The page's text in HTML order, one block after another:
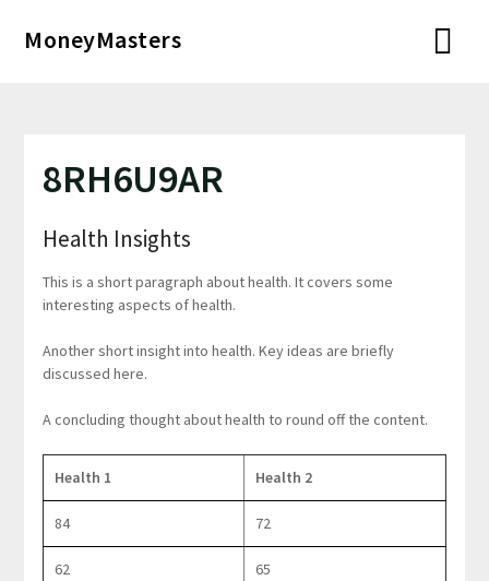
MoneyMasters
8RH6U9AR
Health Insights
This is a short paragraph about health. It covers some
interesting aspects of health.
Another short insight into health. Key ideas are briefly
discussed here.
A concluding thought about health to round off the content.
Health 1 Health 2
84 72
62 65